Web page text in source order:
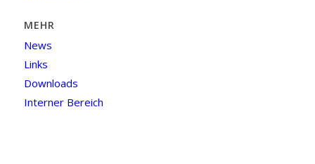
MEHR
News
Links
Downloads
Interner Bereich